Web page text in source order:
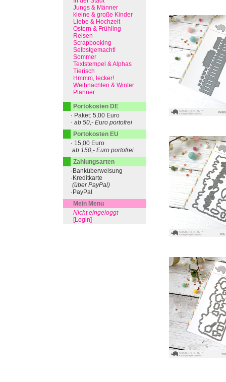
Jungs & Männer
kleine & große Kinder
Liebe & Hochzeit
Ostern & Frühling
Reisen
Scrapbooking
Selbstgemacht!
Sommer
Textstempel & Alphas
Tierisch
Hmmm, lecker!
Weihnachten & Winter
Planner
Portokosten DE
· Paket: 5,00 Euro
· ab 50,- Euro portofrei
Portokosten EU
· 15,00 Euro
ab 150,- Euro portofrei
Zahlungsarten
·Banküberweisung
·Kreditkarte
(über PayPal)
·PayPal
Mein Menu
Nicht eingeloggt
[Login]